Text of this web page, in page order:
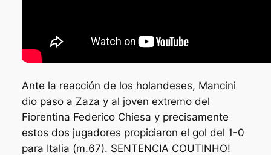
Ante la reacción de los holandeses, Mancini
dio paso a Zaza y al joven extremo del
Fiorentina Federico Chiesa y precisamente
estos dos jugadores propiciaron el gol del 1-0
para Italia (m.67). SENTENCIA COUTINHO!